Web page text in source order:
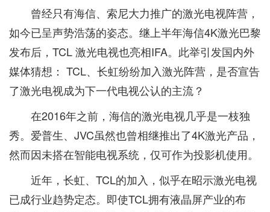
曾经只有海信、索尼大力推广的激光电视阵营，
如今已呈声势浩荡的姿态。继上半年海信4K激光巴黎
发布后，TCL 激光电视也亮相IFA。此举引发国内外
媒体猜想： TCL、长虹纷纷加入激光阵营，是否宣告
了激光电视成为下一代电视公认的主流？
在2016年之前，海信的激光电视几乎是一枝独
秀。爱普生、JVC虽然也曾相继推出了4K激光产品，
然而因未搭在智能电视系统，仅可作为投影机使用。
近年，长虹、TCL的加入，似乎在昭示激光电视
已成行业趋势定态。即使TCL拥有液晶屏产业的布